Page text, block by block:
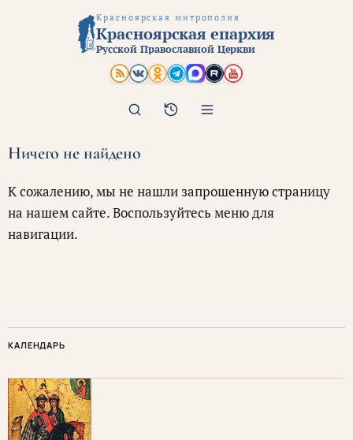
Красноярская митрополия
Красноярская епархия
Русской Православной Церкви
Архив
Поиск
Ничего не найдено
К сожалению, мы не нашли запрошенную страницу
на нашем сайте. Воспользуйтесь меню для
навигации.
КАЛЕНДАРЬ